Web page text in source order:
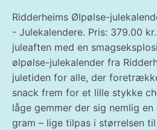
Ridderheims Ølpølse-
- Julekalendere. Pris: 379.00
juleaften med en
ølpølse-julekalender fra
juletiden for alle, der
snack frem for et lille stykke
låge gemmer der sig nemlig
gram – lige tilpas i størrelsen